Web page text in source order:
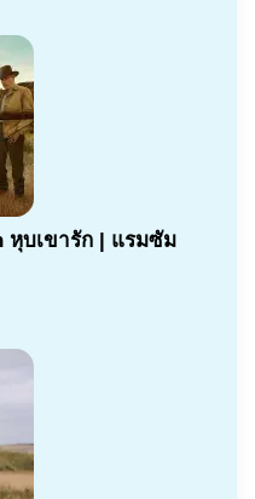
หุบเขารัก | แรมซัม